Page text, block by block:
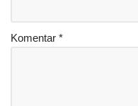
Komentar *